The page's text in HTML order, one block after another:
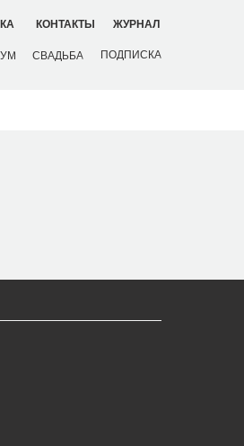
КОНТАКТЫ ЖУРНАЛ
СВАДЬБА ПОДПИСКА